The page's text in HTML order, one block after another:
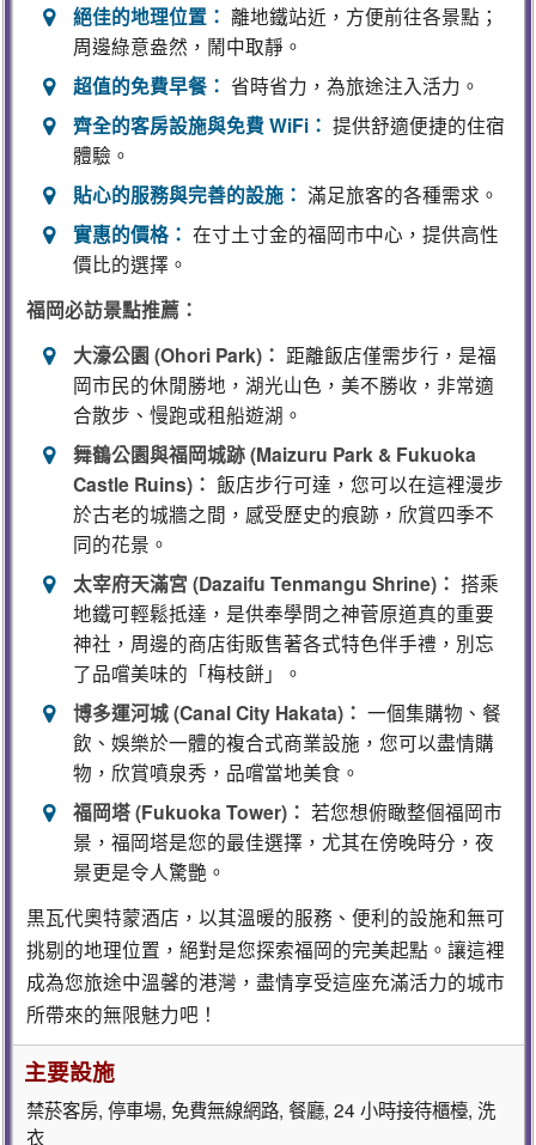
絕佳的地理位置： 離地鐵站近，方便前往各景點；
周邊綠意盎然，鬧中取靜。
超值的免費早餐： 省時省力，為旅途注入活力。
齊全的客房設施與免費 WiFi： 提供舒適便捷的住宿
體驗。
貼心的服務與完善的設施： 滿足旅客的各種需求。
實惠的價格： 在寸土寸金的福岡市中心，提供高性
價比的選擇。
福岡必訪景點推薦：
大濠公園 (Ohori Park)： 距離飯店僅需步行，是福
岡市民的休閒勝地，湖光山色，美不勝收，非常適
合散步、慢跑或租船遊湖。
舞鶴公園與福岡城跡 (Maizuru Park & Fukuoka
Castle Ruins)： 飯店步行可達，您可以在這裡漫步
於古老的城牆之間，感受歷史的痕跡，欣賞四季不
同的花景。
太宰府天滿宮 (Dazaifu Tenmangu Shrine)： 搭乘
地鐵可輕鬆抵達，是供奉學問之神菅原道真的重要
神社，周邊的商店街販售著各式特色伴手禮，別忘
了品嚐美味的「梅枝餅」。
博多運河城 (Canal City Hakata)： 一個集購物、餐
飲、娛樂於一體的複合式商業設施，您可以盡情購
物，欣賞噴泉秀，品嚐當地美食。
福岡塔 (Fukuoka Tower)： 若您想俯瞰整個福岡市
景，福岡塔是您的最佳選擇，尤其在傍晚時分，夜
景更是令人驚艷。
黒瓦代奧特蒙酒店，以其溫暖的服務、便利的設施和無可
挑剔的地理位置，絕對是您探索福岡的完美起點。讓這裡
成為您旅途中溫馨的港灣，盡情享受這座充滿活力的城市
所帶來的無限魅力吧！
主要設施
禁菸客房, 停車場, 免費無線網路, 餐廳, 24 小時接待櫃檯, 洗
衣